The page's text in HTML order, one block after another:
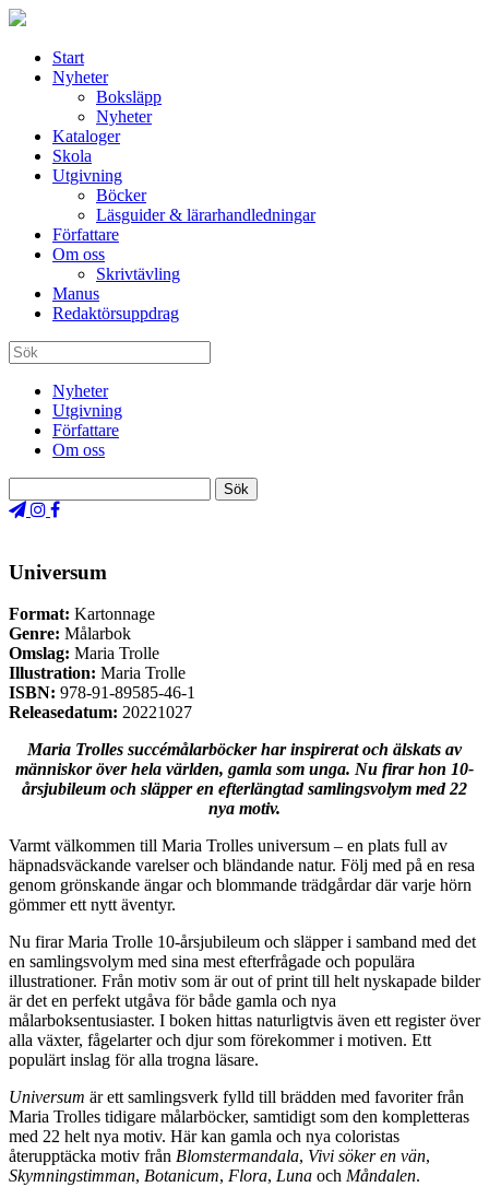
Start
Nyheter
Boksläpp
Nyheter
Kataloger
Skola
Utgivning
Böcker
Läsguider & lärarhandledningar
Författare
Om oss
Skrivtävling
Manus
Redaktörsuppdrag
Nyheter
Utgivning
Författare
Om oss
Universum
Format: Kartonnage
Genre: Målarbok
Omslag: Maria Trolle
Illustration: Maria Trolle
ISBN: 978-91-89585-46-1
Releasedatum: 20221027
Maria Trolles succémålarböcker har inspirerat och älskats av
människor över hela världen, gamla som unga. Nu firar hon 10-
årsjubileum och släpper en efterlängtad samlingsvolym med 22
nya motiv.
Varmt välkommen till Maria Trolles universum – en plats full av
häpnadsväckande varelser och bländande natur. Följ med på en resa
genom grönskande ängar och blommande trädgårdar där varje hörn
gömmer ett nytt äventyr.
Nu firar Maria Trolle 10-årsjubileum och släpper i samband med det
en samlingsvolym med sina mest efterfrågade och populära
illustrationer. Från motiv som är out of print till helt nyskapade bilder
är det en perfekt utgåva för både gamla och nya
målarboksentusiaster. I boken hittas naturligtvis även ett register över
alla växter, fågelarter och djur som förekommer i motiven. Ett
populärt inslag för alla trogna läsare.
Universum är ett samlingsverk fylld till brädden med favoriter från
Maria Trolles tidigare målarböcker, samtidigt som den kompletteras
med 22 helt nya motiv. Här kan gamla och nya coloristas
återupptäcka motiv från Blomstermandala, Vivi söker en vän,
Skymningstimman, Botanicum, Flora, Luna och Måndalen.